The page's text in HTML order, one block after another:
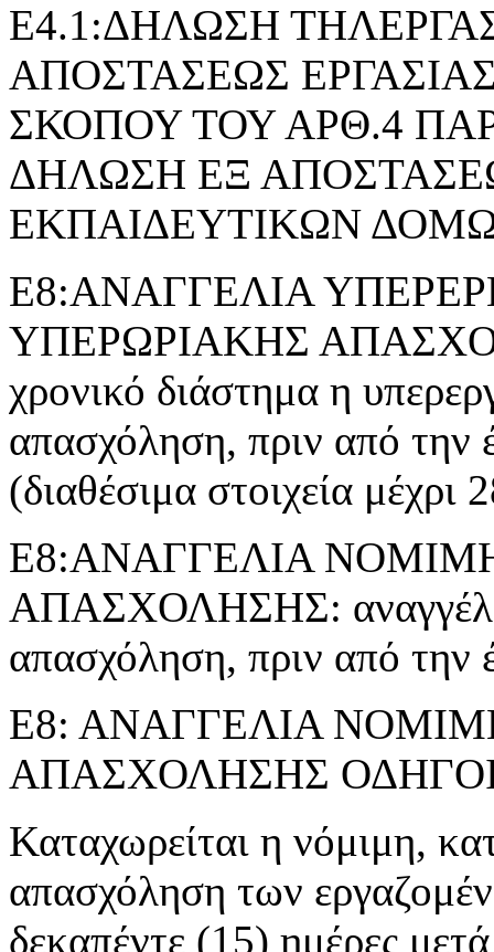
Ε4.1:ΔΗΛΩΣΗ
ΑΠΟΣΤΑΣΕΩΣ
ΣΚΟΠΟΥ ΤΟΥ ΑΡΘ.4
ΔΗΛΩΣΗ ΕΞ
ΕΚΠΑΙΔΕΥΤΙΚΩΝ
Ε8:ΑΝΑΓΓΕΛΙΑ
ΥΠΕΡΩΡΙΑΚΗΣ
χρονικό διάστημα η
απασχόληση, πριν από την
(διαθέσιμα στοιχεία μέχρι
Ε8:ΑΝΑΓΓΕΛΙΑ
ΑΠΑΣΧΟΛΗΣΗΣ:
απασχόληση, πριν από την
Ε8: ΑΝΑΓΓΕΛΙΑ
ΑΠΑΣΧΟΛΗΣΗΣ
Καταχωρείται η νόμιμη,
απασχόληση των
δεκαπέντε (15) ημέρες